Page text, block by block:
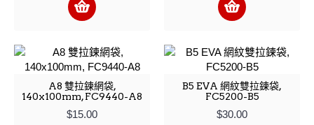
A8 雙拉鍊網袋,
140x100mm, FC9440-A8
$15.00
B5 EVA 網紋雙拉鍊袋,
FC5200-B5
$30.00